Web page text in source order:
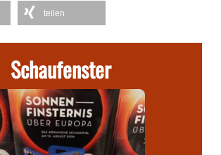
teilen
Schaufenster